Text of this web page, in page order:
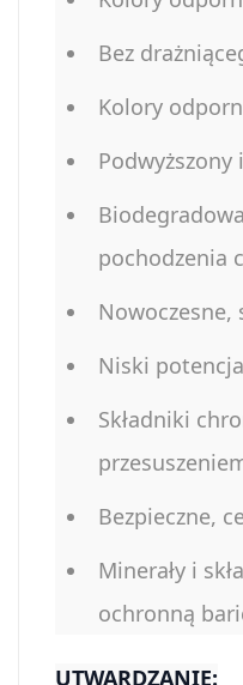
Bez
Kolory
Podwyższony
pochodzenia
Niski
Składniki
Bezpieczne,
Minerały i
ochronną
UTWARDZANIE: